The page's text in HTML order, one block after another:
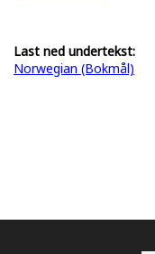
Last ned undertekst:
Norwegian (Bokmål)